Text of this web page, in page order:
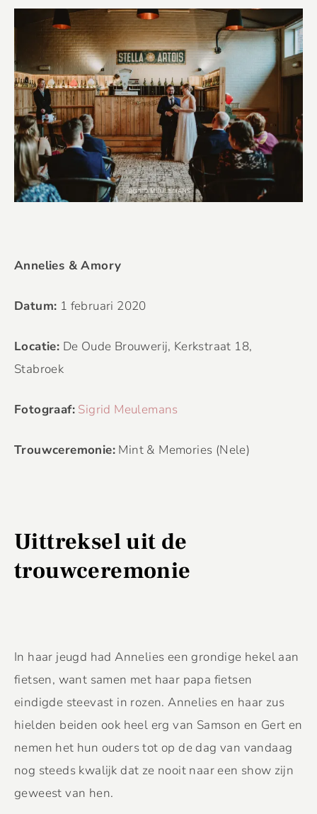
Annelies & Amory
Datum: 1 februari 2020
Locatie: De Oude Brouwerij, Kerkstraat 18,
Stabroek
Fotograaf: Sigrid Meulemans
Trouwceremonie: Mint & Memories (Nele)
Uittreksel uit de
trouwceremonie
In haar jeugd had Annelies een grondige hekel aan
fietsen, want samen met haar papa fietsen
eindigde steevast in rozen. Annelies en haar zus
hielden beiden ook heel erg van Samson en Gert en
nemen het hun ouders tot op de dag van vandaag
nog steeds kwalijk dat ze nooit naar een show zijn
geweest van hen.